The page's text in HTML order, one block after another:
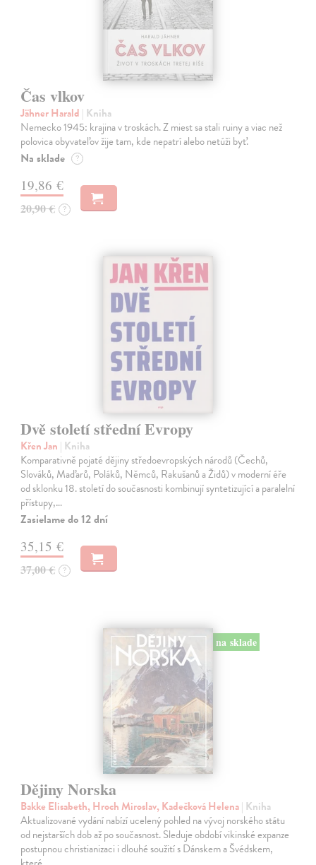
Čas vlkov
Jähner Harald | Kniha
Nemecko 1945: krajina v troskách. Z miest sa stali ruiny a viac než
polovica obyvateľov žije tam, kde nepatrí alebo netúži byť.
Na sklade ?
19,86 €
20,90 € ?
Dvě století střední Evropy
Křen Jan | Kniha
Komparativně pojaté dějiny středoevropských národů (Čechů,
Slováků, Maďarů, Poláků, Němců, Rakušanů a Židů) v moderní éře
od sklonku 18. století do současnosti kombinují syntetizující a paralelní
přístupy,…
Zasielame do 12 dní
35,15 €
37,00 € ?
na sklade
Dějiny Norska
Bakke Elisabeth, Hroch Miroslav, Kadečková Helena| Kniha
Aktualizované vydání nabízí ucelený pohled na vývoj norského státu
od nejstarších dob až po současnost. Sleduje období vikinské expanze
postupnou christianizaci i dlouhé soužití s Dánskem a Švédskem,